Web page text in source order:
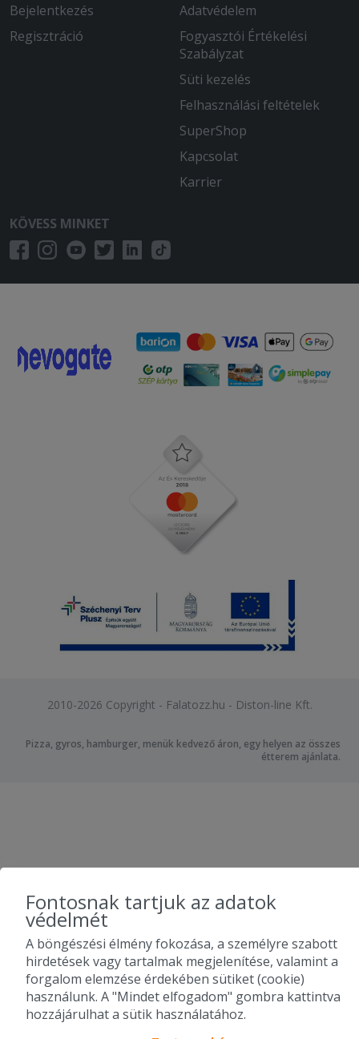
Bejelentkezés
Regisztráció
Adatvédelem
Fogyasztói Értékelési
Szabályzat
Süti kezelés
Felhasználási feltételek
SuperShop
Kapcsolat
Karrier
KÖVESS MINKET
2010-2026 Copyright - Falatozz.hu - Diston-line Kft.
Pizza, gyros, hamburger, menük kedvező áron, egy helyen az összes
étterem ajánlata.
Fontosnak tartjuk az adatok
védelmét
A böngészési élmény fokozása, a személyre szabott
hirdetések vagy tartalmak megjelenítése, valamint a
forgalom elemzése érdekében sütiket (cookie)
használunk. A "Mindet elfogadom" gombra kattintva
hozzájárulhat a sütik használatához.